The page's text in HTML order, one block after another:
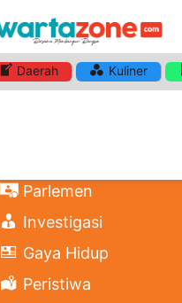
Daerah Kuliner
Parlemen
Investigasi
Gaya Hidup
Peristiwa